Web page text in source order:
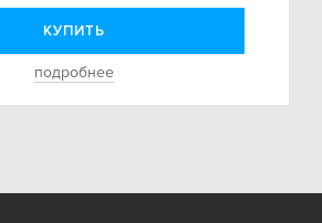
КУПИТЬ
подробнее